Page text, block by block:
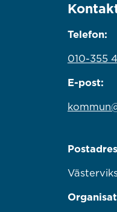
Telefon:
010-355
E-post: